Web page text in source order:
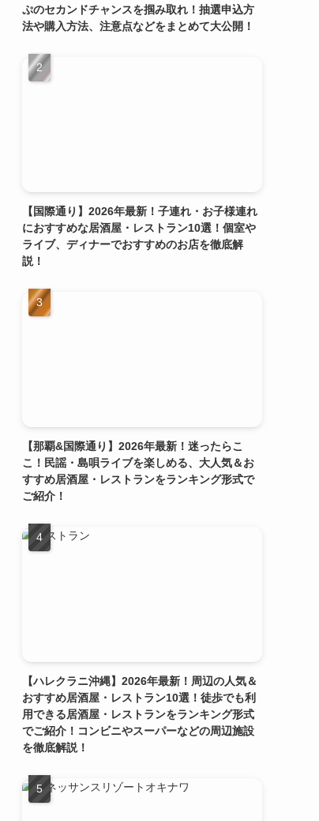
ぷのセカンドチャンスを掴み取れ！抽選申込方
法や購入方法、注意点などをまとめて大公開！
【国際通り】2026年最新！子連れ・お子様連れ
におすすめな居酒屋・レストラン10選！個室や
ライブ、ディナーでおすすめのお店を徹底解
説！
【那覇&国際通り】2026年最新！迷ったらこ
こ！民謡・島唄ライブを楽しめる、大人気＆お
すすめ居酒屋・レストランをランキング形式で
ご紹介！
【ハレクラニ沖縄】2026年最新！周辺の人気＆
おすすめ居酒屋・レストラン10選！徒歩でも利
用できる居酒屋・レストランをランキング形式
でご紹介！コンビニやスーパーなどの周辺施設
を徹底解説！